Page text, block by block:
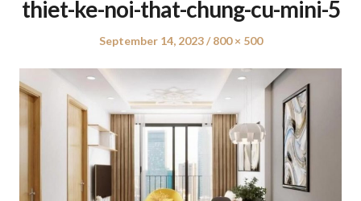
thiet-ke-noi-that-chung-cu-mini-5
Posted
September 14, 2023
Full
800 × 500